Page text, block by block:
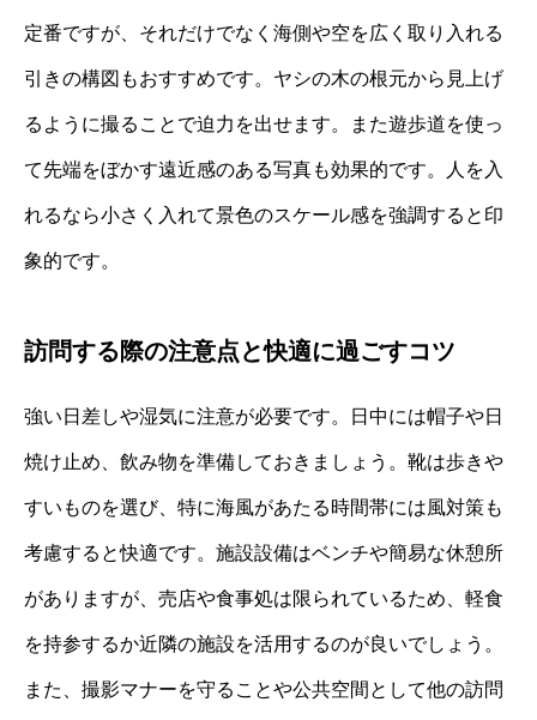
定番ですが、それだけでなく海側や空を広く取り入れる
引きの構図もおすすめです。ヤシの木の根元から見上げ
るように撮ることで迫力を出せます。また遊歩道を使っ
て先端をぼかす遠近感のある写真も効果的です。人を入
れるなら小さく入れて景色のスケール感を強調すると印
象的です。
訪問する際の注意点と快適に過ごすコツ
強い日差しや湿気に注意が必要です。日中には帽子や日
焼け止め、飲み物を準備しておきましょう。靴は歩きや
すいものを選び、特に海風があたる時間帯には風対策も
考慮すると快適です。施設設備はベンチや簡易な休憩所
がありますが、売店や食事処は限られているため、軽食
を持参するか近隣の施設を活用するのが良いでしょう。
また、撮影マナーを守ることや公共空間として他の訪問